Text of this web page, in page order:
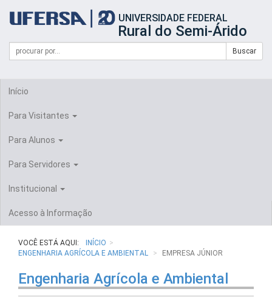
portal
UFERSA
UNIVERSIDADE FEDERAL
Rural do Semi-Árido
Formulário
Busca
Campo
de
Buscar
Início
Para Visitantes
Para Alunos
Para Servidores
Institucional
Acesso à Informação
VOCÊ ESTÁ AQUI:
INÍCIO
ENGENHARIA AGRÍCOLA E AMBIENTAL
EMPRESA JÚNIOR
Engenharia Agrícola e Ambiental